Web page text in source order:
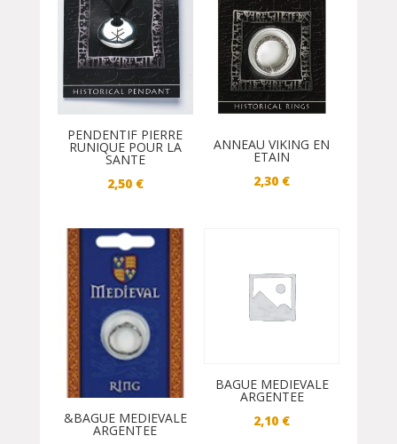
PENDENTIF PIERRE
RUNIQUE POUR LA
SANTE
2,50 €
ANNEAU VIKING EN
ETAIN
2,30 €
&BAGUE MEDIEVALE
ARGENTEE
BAGUE MEDIEVALE
ARGENTEE
2,10 €